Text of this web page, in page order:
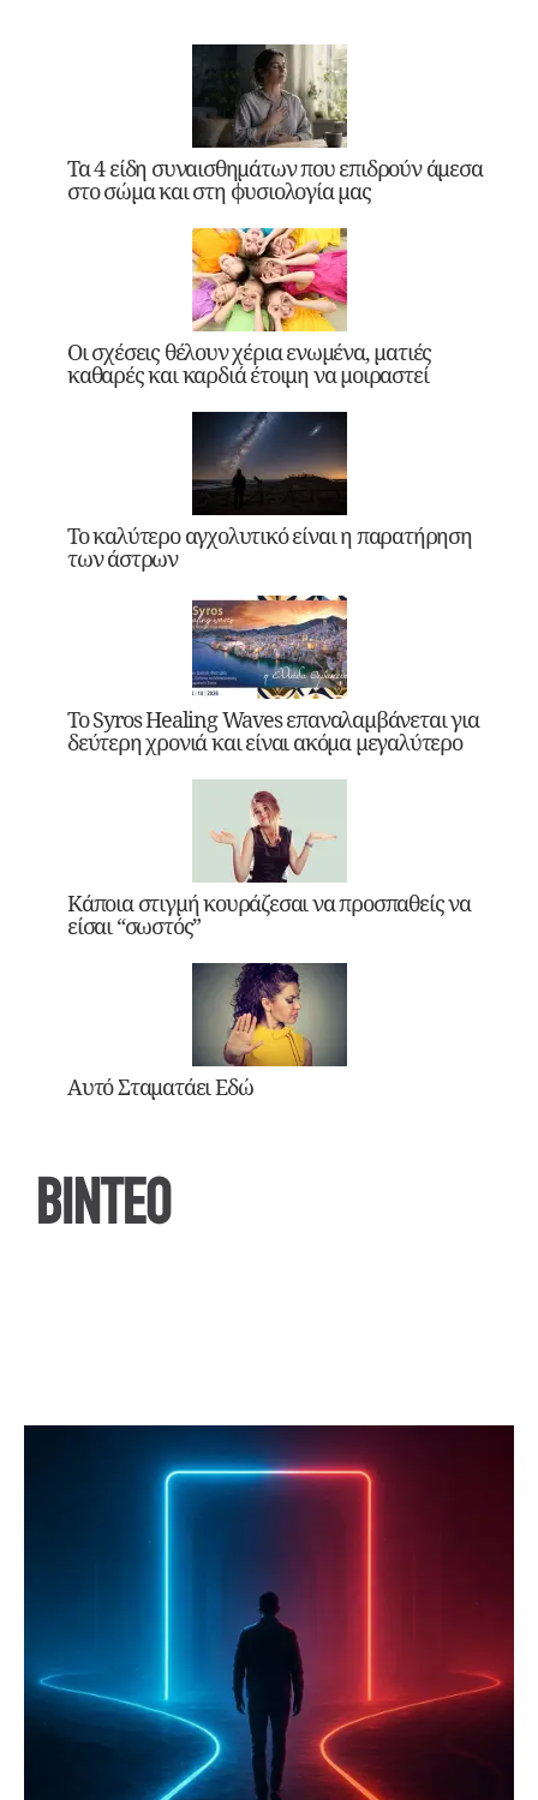
Τα 4 είδη συναισθημάτων που επιδρούν άμεσα
στο σώμα και στη φυσιολογία μας
Οι σχέσεις θέλουν χέρια ενωμένα, ματιές
καθαρές και καρδιά έτοιμη να μοιραστεί
Το καλύτερο αγχολυτικό είναι η παρατήρηση
των άστρων
Το Syros Healing Waves επαναλαμβάνεται για
δεύτερη χρονιά και είναι ακόμα μεγαλύτερο
Κάποια στιγμή κουράζεσαι να προσπαθείς να
είσαι “σωστός”
Αυτό Σταματάει Εδώ
ΒΙΝΤΕΟ